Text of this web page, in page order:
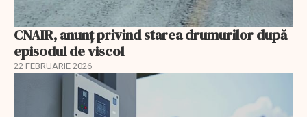
CNAIR, anunț privind starea drumurilor după
episodul de viscol
22 FEBRUARIE 2026